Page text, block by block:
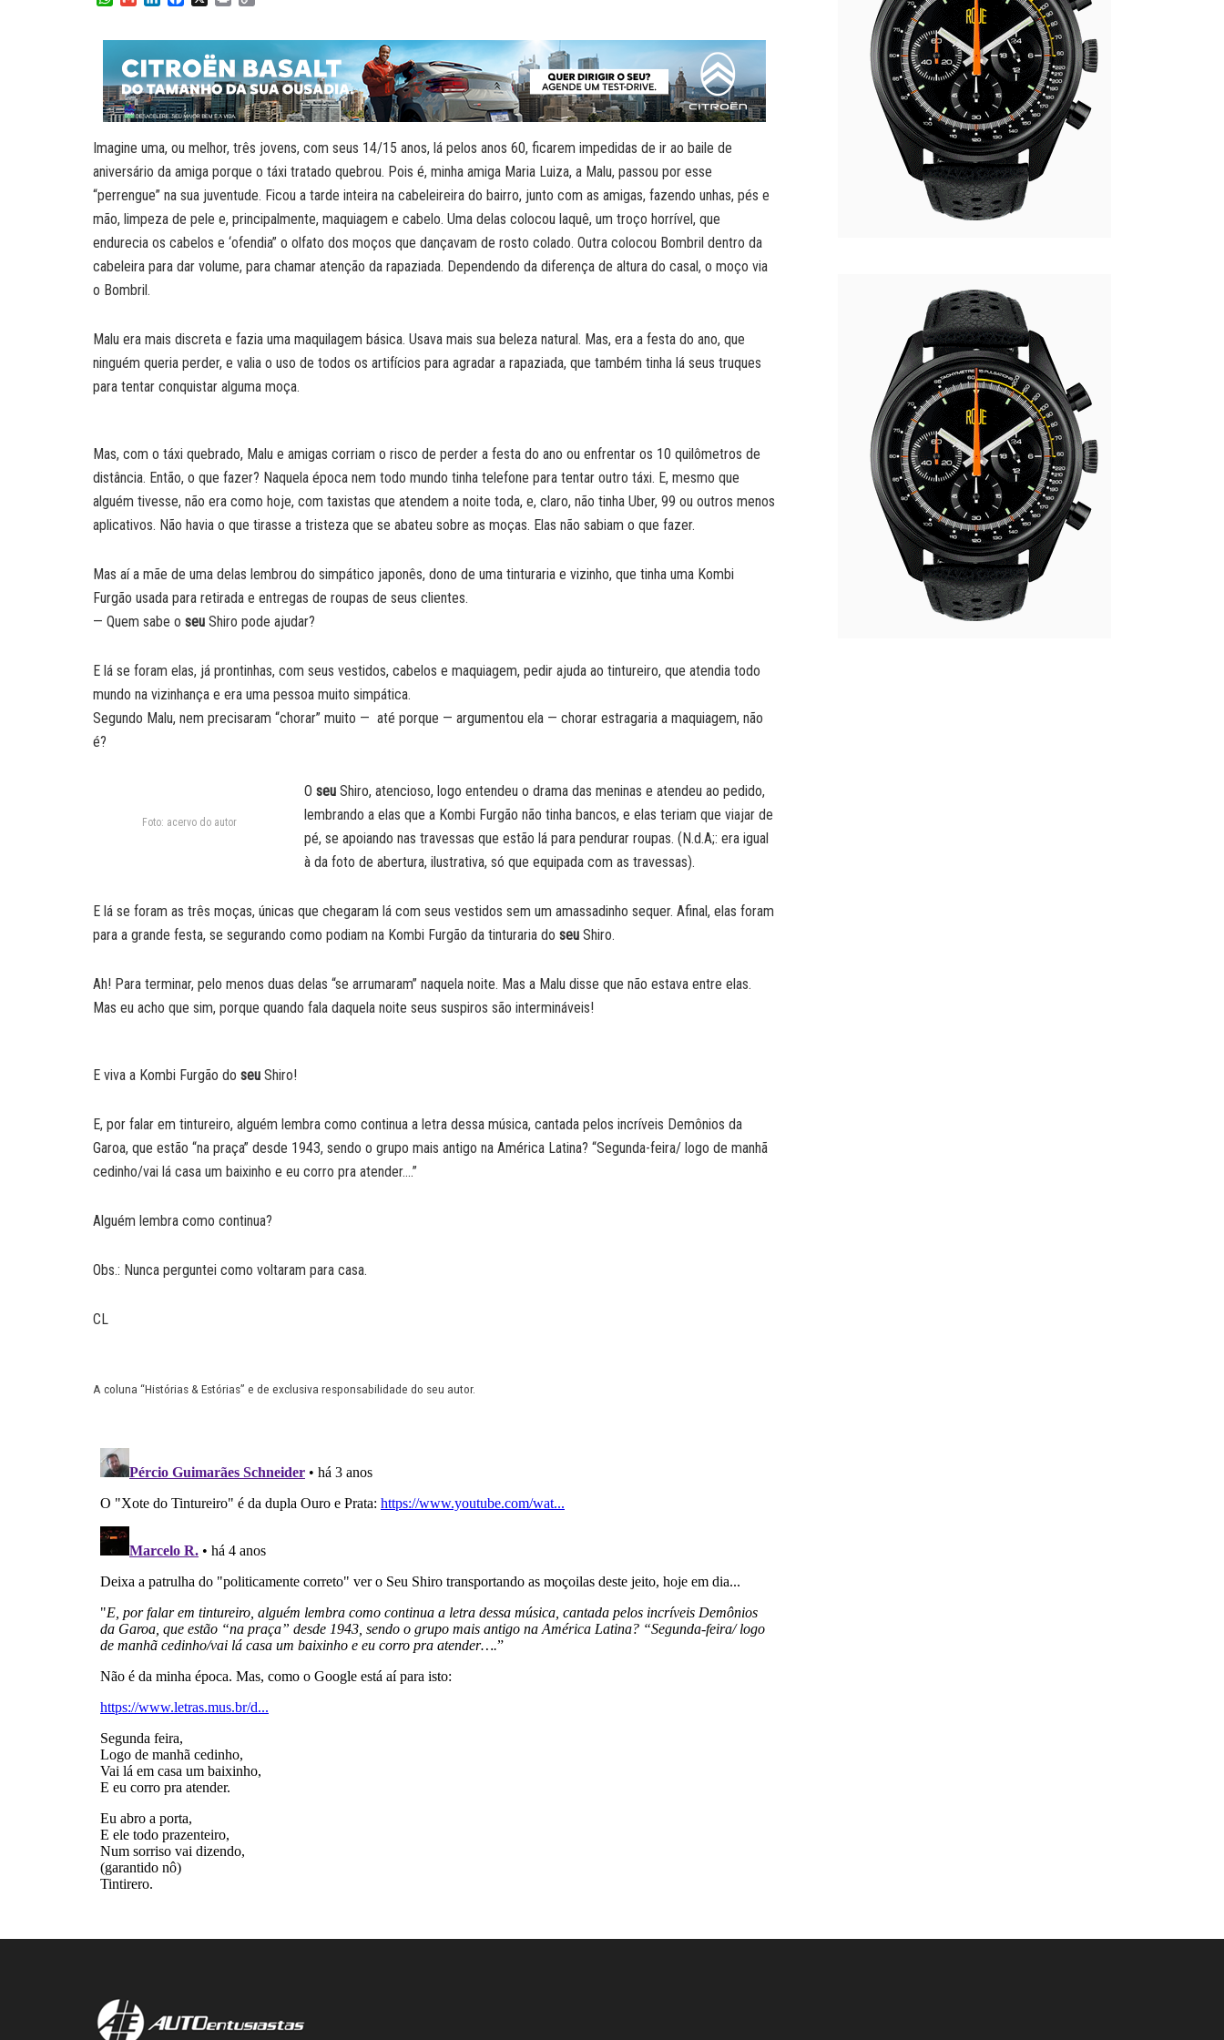
A
p
p
l
e
d
I
n
b
o
o
k
t
L
i
n
k
Imagine uma, ou melhor, três jovens, com seus 14/15 anos, lá pelos anos 60, ficarem impedidas de ir ao baile de
aniversário da amiga porque o táxi tratado quebrou. Pois é, minha amiga Maria Luiza, a Malu, passou por esse
“perrengue” na sua juventude. Ficou a tarde inteira na cabeleireira do bairro, junto com as amigas, fazendo unhas, pés e
mão, limpeza de pele e, principalmente, maquiagem e cabelo. Uma delas colocou laquê, um troço horrível, que
endurecia os cabelos e ‘ofendia” o olfato dos moços que dançavam de rosto colado. Outra colocou Bombril dentro da
cabeleira para dar volume, para chamar atenção da rapaziada. Dependendo da diferença de altura do casal, o moço via
o Bombril.
Malu era mais discreta e fazia uma maquilagem básica. Usava mais sua beleza natural. Mas, era a festa do ano, que
ninguém queria perder, e valia o uso de todos os artifícios para agradar a rapaziada, que também tinha lá seus truques
para tentar conquistar alguma moça.
Mas, com o táxi quebrado, Malu e amigas corriam o risco de perder a festa do ano ou enfrentar os 10 quilômetros de
distância. Então, o que fazer? Naquela época nem todo mundo tinha telefone para tentar outro táxi. E, mesmo que
alguém tivesse, não era como hoje, com taxistas que atendem a noite toda, e, claro, não tinha Uber, 99 ou outros menos
aplicativos. Não havia o que tirasse a tristeza que se abateu sobre as moças. Elas não sabiam o que fazer.
Mas aí a mãe de uma delas lembrou do simpático japonês, dono de uma tinturaria e vizinho, que tinha uma Kombi
Furgão usada para retirada e entregas de roupas de seus clientes.
— Quem sabe o seu Shiro pode ajudar?
E lá se foram elas, já prontinhas, com seus vestidos, cabelos e maquiagem, pedir ajuda ao tintureiro, que atendia todo
mundo na vizinhança e era uma pessoa muito simpática.
Segundo Malu, nem precisaram “chorar” muito — até porque — argumentou ela — chorar estragaria a maquiagem, não
é?
Foto: acervo do autor
O seu Shiro, atencioso, logo entendeu o drama das meninas e atendeu ao pedido,
lembrando a elas que a Kombi Furgão não tinha bancos, e elas teriam que viajar de
pé, se apoiando nas travessas que estão lá para pendurar roupas. (N.d.A;: era igual
à da foto de abertura, ilustrativa, só que equipada com as travessas).
E lá se foram as três moças, únicas que chegaram lá com seus vestidos sem um amassadinho sequer. Afinal, elas foram
para a grande festa, se segurando como podiam na Kombi Furgão da tinturaria do seu Shiro.
Ah! Para terminar, pelo menos duas delas “se arrumaram” naquela noite. Mas a Malu disse que não estava entre elas.
Mas eu acho que sim, porque quando fala daquela noite seus suspiros são intermináveis!
E viva a Kombi Furgão do seu Shiro!
E, por falar em tintureiro, alguém lembra como continua a letra dessa música, cantada pelos incríveis Demônios da
Garoa, que estão “na praça” desde 1943, sendo o grupo mais antigo na América Latina? “Segunda-feira/ logo de manhã
cedinho/vai lá casa um baixinho e eu corro pra atender….”
Alguém lembra como continua?
Obs.: Nunca perguntei como voltaram para casa.
CL
A coluna “Histórias & Estórias” e de exclusiva responsabilidade do seu autor.